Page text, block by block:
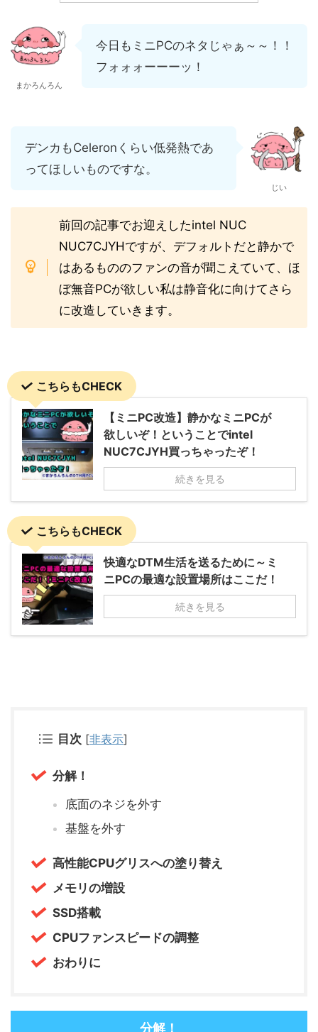
まかろんろん
今日もミニPCのネタじゃぁ～～！！
フォォォーーーッ！
デンカもCeleronくらい低発熱であ
ってほしいものですな。
じい
前回の記事でお迎えしたintel NUC
NUC7CJYHですが、デフォルトだと静かで
はあるもののファンの音が聞こえていて、ほ
ぼ無音PCが欲しい私は静音化に向けてさら
に改造していきます。
こちらもCHECK
【ミニPC改造】静かなミニPCが
欲しいぞ！ということでintel
NUC7CJYH買っちゃったぞ！
続きを見る
こちらもCHECK
快適なDTM生活を送るために～ミ
ニPCの最適な設置場所はここだ！
続きを見る
目次 [非表示]
分解！
底面のネジを外す
基盤を外す
高性能CPUグリスへの塗り替え
メモリの増設
SSD搭載
CPUファンスピードの調整
おわりに
分解！